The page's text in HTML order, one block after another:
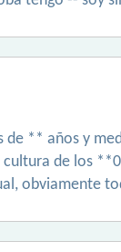
de ** años y
de los
obviamente